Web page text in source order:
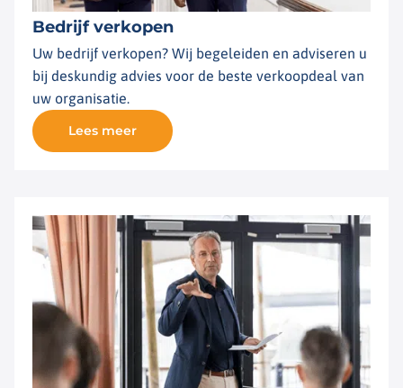
Bedrijf verkopen
Uw bedrijf verkopen? Wij begeleiden en adviseren u
bij deskundig advies voor de beste verkoopdeal van
uw organisatie.
Lees meer